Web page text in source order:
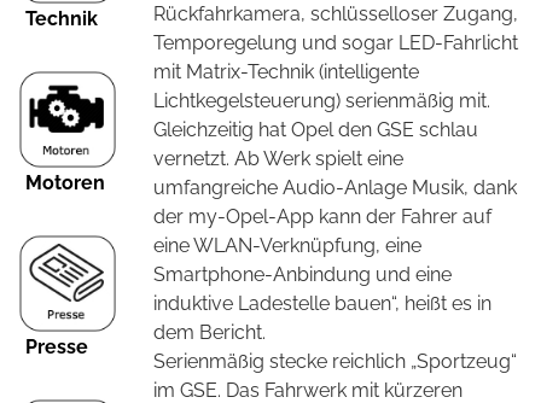
Technik
Motoren
Presse
Rückfahrkamera, schlüsselloser Zugang,
Temporegelung und sogar LED-Fahrlicht
mit Matrix-Technik (intelligente
Lichtkegelsteuerung) serienmäßig mit.
Gleichzeitig hat Opel den GSE schlau
vernetzt. Ab Werk spielt eine
umfangreiche Audio-Anlage Musik, dank
der my-Opel-App kann der Fahrer auf
eine WLAN-Verknüpfung, eine
Smartphone-Anbindung und eine
induktive Ladestelle bauen“, heißt es in
dem Bericht.
Serienmäßig stecke reichlich „Sportzeug“
im GSE. Das Fahrwerk mit kürzeren